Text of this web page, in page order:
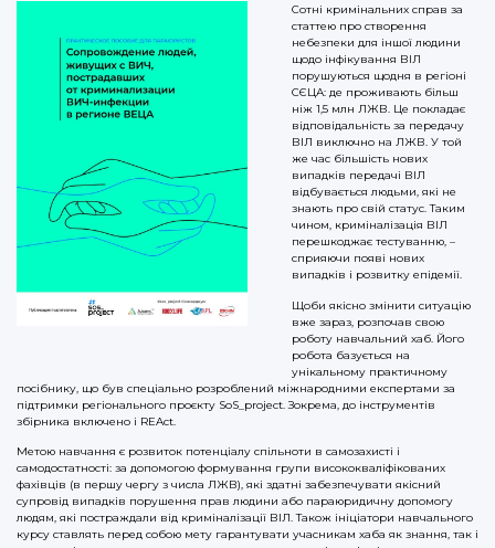
Сотні кримінальних справ за
статтею про створення
небезпеки для іншої людини
щодо інфікування ВІЛ
порушуються щодня в регіоні
СЄЦА: де проживають більш
ніж 1,5 млн ЛЖВ. Це покладає
відповідальність за передачу
ВІЛ виключно на ЛЖВ. У той
же час більшість нових
випадків передачі ВІЛ
відбувається людьми, які не
знають про свій статус. Таким
чином, криміналізація ВІЛ
перешкоджає тестуванню, –
сприяючи появі нових
випадків і розвитку епідемії.
Щоби якісно змінити ситуацію
вже зараз, розпочав свою
роботу навчальний хаб. Його
робота базується на
унікальному практичному
посібнику, що був спеціально розроблений міжнародними експертами за
підтримки регіонального проєкту SoS_project. Зокрема, до інструментів
збірника включено і REAct.
Метою навчання є розвиток потенціалу спільноти в самозахисті і
самодостатності: за допомогою формування групи висококваліфікованих
фахівців (в першу чергу з числа ЛЖВ), які здатні забезпечувати якісний
супровід випадків порушення прав людини або параюридичну допомогу
людям, які постраждали від криміналізації ВІЛ. Також ініціатори навчального
курсу ставлять перед собою мету гарантувати учасникам хаба як знання, так і